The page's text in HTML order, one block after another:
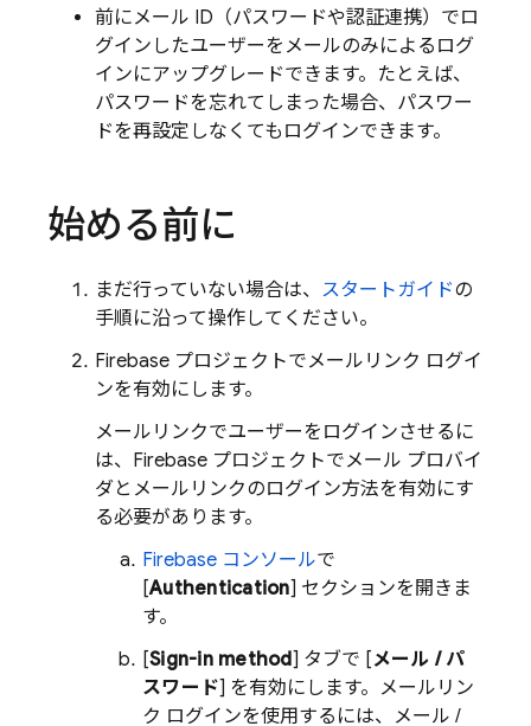
前にメール ID（パスワードや認証連携）でロ
グインしたユーザーをメールのみによるログ
インにアップグレードできます。たとえば、
パスワードを忘れてしまった場合、パスワー
ドを再設定しなくてもログインできます。
始める前に
まだ行っていない場合は、 スタートガイドの
手順に沿って操作してください。
Firebase プロジェクトでメールリンク ログイ
ンを有効にします。
メールリンクでユーザーをログインさせるに
は、Firebase プロジェクトでメール プロバイ
ダとメールリンクのログイン方法を有効にす
る必要があります。
Firebase コンソールで
[Authentication] セクションを開きま
す。
[Sign-in method] タブで [メール / パ
スワード] を有効にします。メールリン
ク ログインを使用するには、メール /